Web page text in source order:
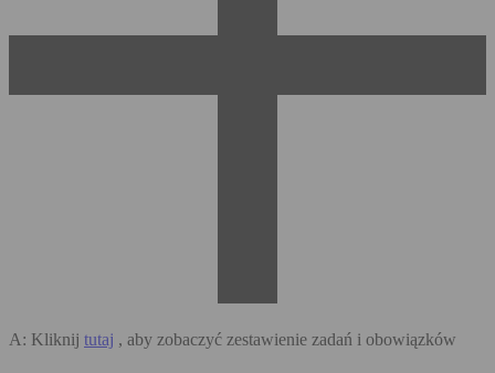
A: Kliknij tutaj , aby zobaczyć zestawienie zadań i obowiązków